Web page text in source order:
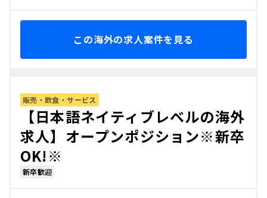
この海外の求人案件を見る
販売・飲食・サービス
【日本語ネイティブレベルの海外
求人】オープンポジション※新卒
OK!※
新卒歓迎